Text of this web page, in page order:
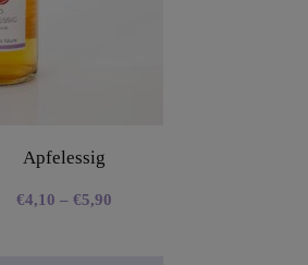
Apfelessig
€4,10 – €5,90